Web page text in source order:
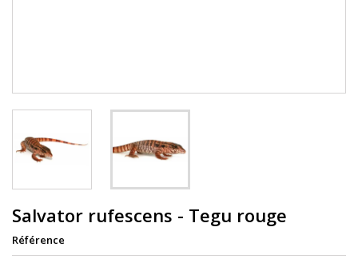
Salvator rufescens - Tegu rouge
Référence